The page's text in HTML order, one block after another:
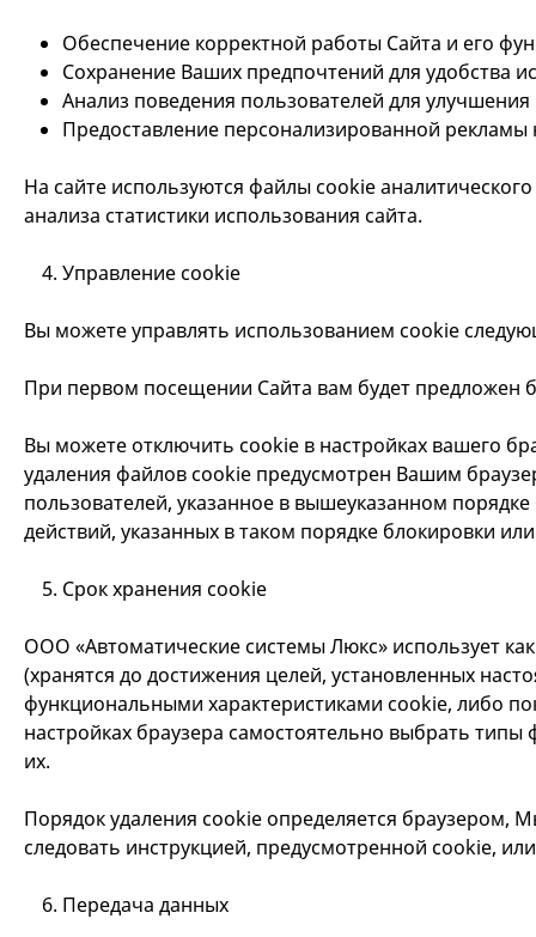
Обеспечение корректной работы Сайта и его
Сохранение Ваших предпочтений для удобства
Анализ поведения пользователей для улучшения
Предоставление персонализированной
На сайте используются файлы cookie
анализа статистики использования сайта.
Управление cookie
Вы можете управлять использованием cookie
При первом посещении Сайта вам будет предложен
Вы можете отключить cookie в настройках вашего
удаления файлов cookie предусмотрен Вашим
пользователей, указанное в вышеуказанном
действий, указанных в таком порядке блокировки
Срок хранения cookie
ООО «Автоматические системы Люкс» использует
(хранятся до достижения целей, установленных
функциональными характеристиками cookie, либо
настройках браузера самостоятельно выбрать
их.
Порядок удаления cookie определяется браузером,
следовать инструкцией, предусмотренной cookie,
Передача данных